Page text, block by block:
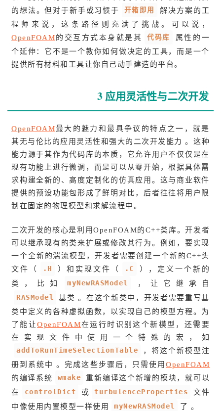
的想法。但对于新手或习惯于
开箱即用
解决方案的工
程师来说，这条路径则充满了挑战。可以说，
OpenFOAM的交互方式本身就是其 代码库
属性的一
个延伸：它不是一个教你如何做决定的工具，而是一个
提供所有材料和工具让你自己动手建造的平台。
3 应用灵活性与二次开发
OpenFOAM最大的魅力和最具争议的特点之一，就是
其无与伦比的应用灵活性和强大的二次开发能力 。这种
能力源于其作为代码库的本质，它允许用户不仅仅是在
现有功能上进行微调，而是可以从零开始，根据具体需
求构建全新的、高度定制化的仿真应用。这与商业软件
提供的预设功能包形成了鲜明对比，后者往往将用户限
制在固定的物理模型和求解流程中。
二次开发的核心是利用OpenFOAM的C++类库。开发者
可以继承现有的类来扩展或修改其行为。例如，要实现
一个全新的湍流模型，开发者需要创建一个新的C++头
文件（
.H ）和实现文件（ .C
），定义一个新的
类，比如
myNewRASModel
，让它继承自
RASModel
基类 。在这个新类中，开发者需要重写基
类中定义的各种虚拟函数，以实现自己的模型方程。为
了能让OpenFOAM在运行时识别这个新模型，还需要
在实现文件中使用一个特殊的宏，如
addToRunTimeSelectionTable
，将这个新模型注
册到系统中 。完成这些步骤后，只需使用 OpenFOAM
的编译系统
wmake
重新编译这个新增的模块，就可以
在
controlDict 或 turbulenceProperties
文件
中像使用内置模型一样使用
myNewRASModel 了 。